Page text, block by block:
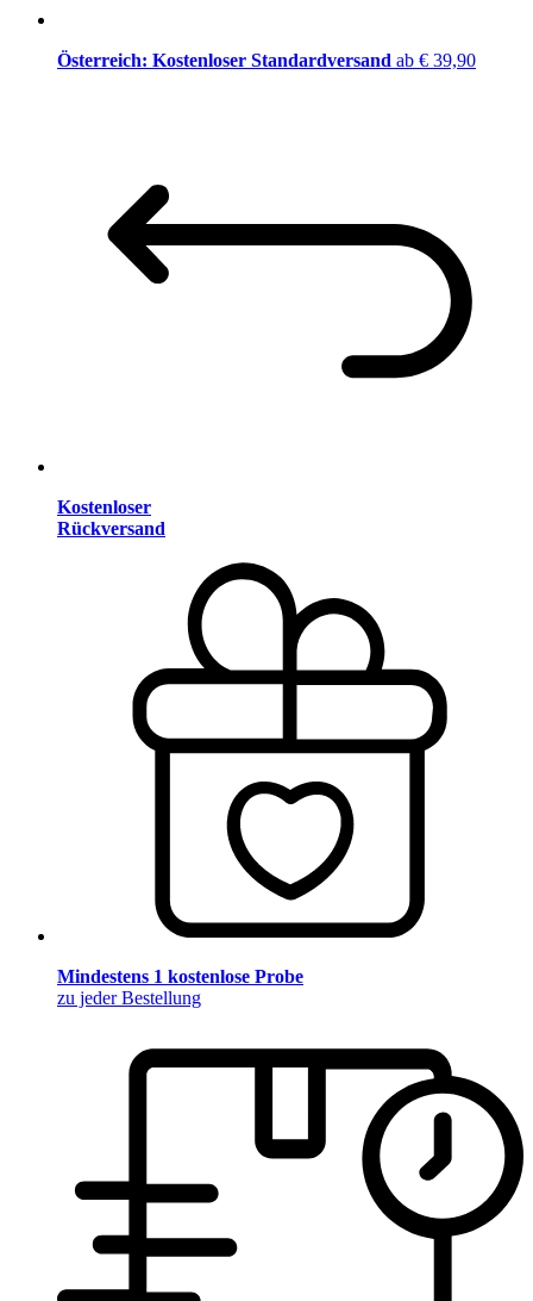
Österreich: Kostenloser Standardversand ab € 39,90
Kostenloser
Rückversand
Mindestens 1 kostenlose Probe
zu jeder Bestellung